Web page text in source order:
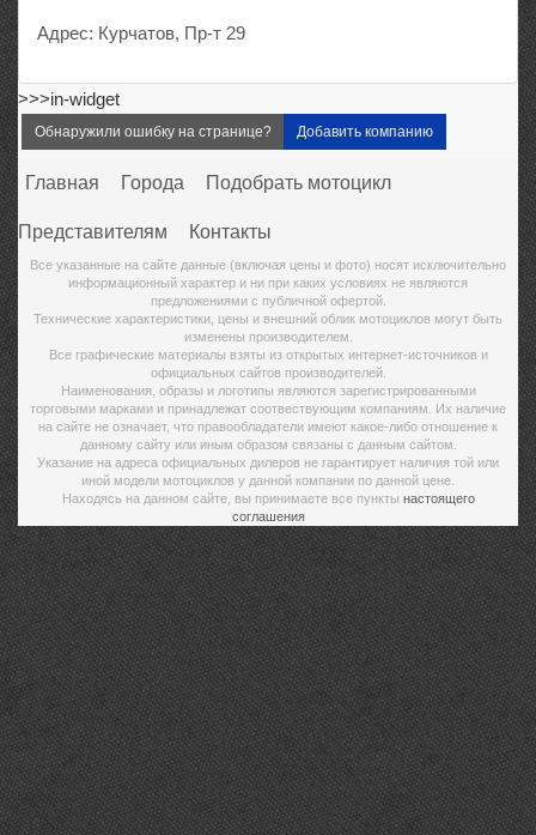
Адрес: Курчатов, Пр-т 29
>>>in-widget
Обнаружили ошибку на странице? Добавить компанию
Главная Города Подобрать мотоцикл
Представителям Контакты
Все указанные на сайте данные (включая цены и фото) носят исключительно
информационный характер и ни при каких условиях не являются
предложениями с публичной офертой.
Технические характеристики, цены и внешний облик мотоциклов могут быть
изменены производителем.
Все графические материалы взяты из открытых интернет-источников и
официальных сайтов производителей.
Наименования, образы и логотипы являются зарегистрированными
торговыми марками и принадлежат соотвествующим компаниям. Их наличие
на сайте не означает, что правообладатели имеют какое-либо отношение к
данному сайту или иным образом связаны с данным сайтом.
Указание на адреса официальных дилеров не гарантирует наличия той или
иной модели мотоциклов у данной компании по данной цене.
Находясь на данном сайте, вы принимаете все пункты настоящего
соглашения